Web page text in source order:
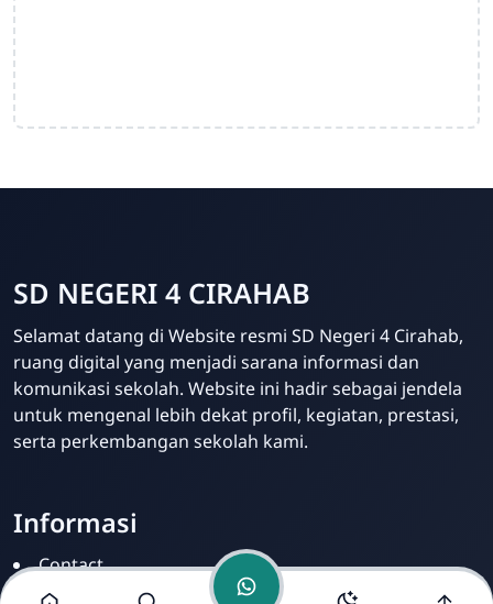
Admin
Online
SD NEGERI 4 CIRAHAB
Selamat datang di Website resmi SD Negeri 4 Cirahab,
ruang digital yang menjadi sarana informasi dan
komunikasi sekolah. Website ini hadir sebagai jendela
untuk mengenal lebih dekat profil, kegiatan, prestasi,
serta perkembangan sekolah kami.
Informasi
Contact
Disclamer